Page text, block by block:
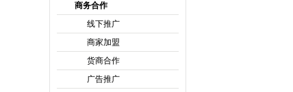
商务合作
线下推广
商家加盟
货商合作
广告推广